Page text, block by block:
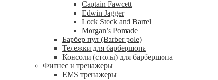
Captain Fawcett
Edwin Jagger
Lock Stock and Barrel
Morgan’s Pomade
Барбер пул (Barber pole)
Тележки для барбершопа
Консоли (столы) для барбершопа
Фитнес и тренажеры
EMS тренажеры